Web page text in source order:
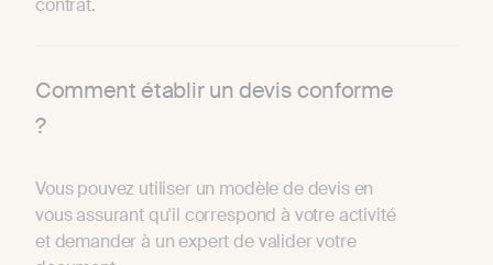
contrat.
Comment établir un devis conforme
?
Vous pouvez utiliser un modèle de devis en
vous assurant qu'il correspond à votre activité
et demander à un expert de valider votre